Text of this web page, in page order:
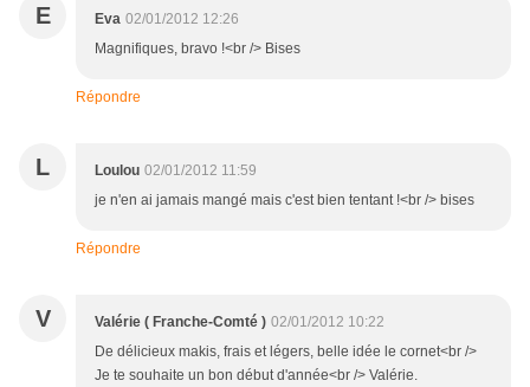
E Eva 02/01/2012 12:26
Magnifiques, bravo !<br /> Bises
Répondre
L Loulou 02/01/2012 11:59
je n'en ai jamais mangé mais c'est bien tentant !<br /> bises
Répondre
V Valérie ( Franche-Comté ) 02/01/2012 10:22
De délicieux makis, frais et légers, belle idée le cornet<br />
Je te souhaite un bon début d'année<br /> Valérie.